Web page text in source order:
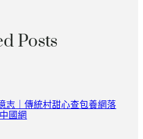
Posts
志｜傳統村甜心查包養網落
國網